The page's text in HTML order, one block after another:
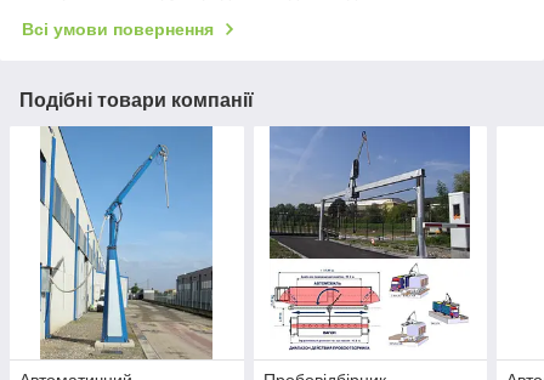
Всі умови повернення
Подібні товари компанії